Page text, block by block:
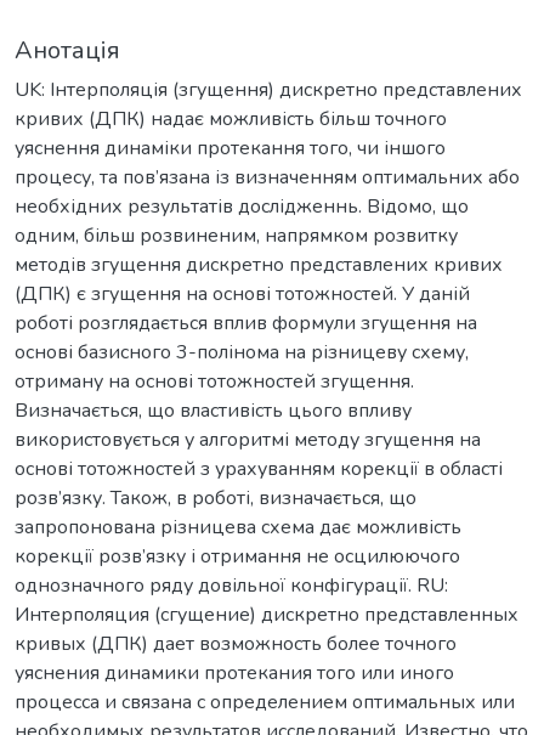
Анотація
UK: Інтерполяція (згущення) дискретно представлених
кривих (ДПК) надає можливість більш точного
уяснення динаміки протекання того, чи іншого
процесу, та пов’язана із визначенням оптимальних або
необхідних результатів дослідженнь. Відомо, що
одним, більш розвиненим, напрямком розвитку
методів згущення дискретно представлених кривих
(ДПК) є згущення на основі тотожностей. У даній
роботі розглядається вплив формули згущення на
основі базисного 3-полінома на різницеву схему,
отриману на основі тотожностей згущення.
Визначається, що властивість цього впливу
використовується у алгоритмі методу згущення на
основі тотожностей з урахуванням корекції в області
розв’язку. Також, в роботі, визначається, що
запропонована різницева схема дає можливість
корекції розв’язку і отримання не осцилюючого
однозначного ряду довільної конфігурації. RU:
Интерполяция (сгущение) дискретно представленных
кривых (ДПК) дает возможность более точного
уяснения динамики протекания того или иного
процесса и связана с определением оптимальных или